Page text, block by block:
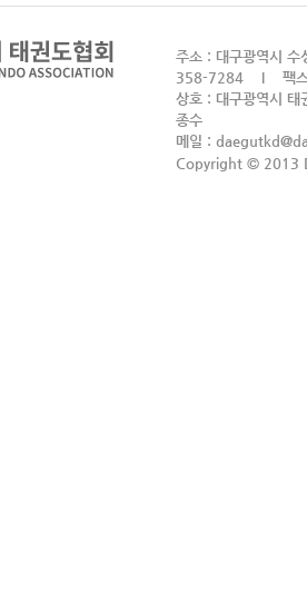
주소 : 대구광역시
358-7284 I 팩스
상호 : 대구광역시
종수
메일 :
Copyright © 2013